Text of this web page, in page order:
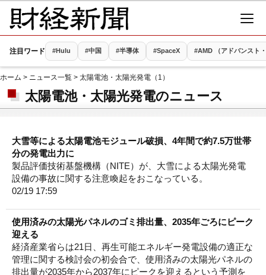
注目ワード #Hulu #中国 #半導体 #SpaceX #AMD （アドバンスト
ホーム > ニュース一覧 > 太陽電池・太陽光発電（1）
太陽電池・太陽光発電のニュース
大雪等による太陽電池モジュール破損、4年間で約7.5万世帯
分の発電出力に
製品評価技術基盤機構（NITE）が、大雪による太陽光発電
設備の事故に関する注意喚起をおこなっている。
02/19 17:59
使用済みの太陽光パネルのゴミ排出量、2035年ごろにピーク
迎える
経済産業省らは21日、再生可能エネルギー発電設備の適正な
管理に関する検討会の初会合で、使用済みの太陽光パネルの
排出量が2035年から2037年にピークを迎えるという予測を